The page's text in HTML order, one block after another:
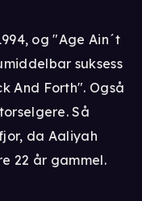
og "Age Ain´t
suksess
And Forth". Også
Så
da Aaliyah
22 år gammel.